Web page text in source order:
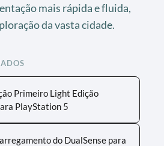
mais rápida e fluida,
da vasta cidade.
Primeiro Light Edição
PlayStation 5
do DualSense para